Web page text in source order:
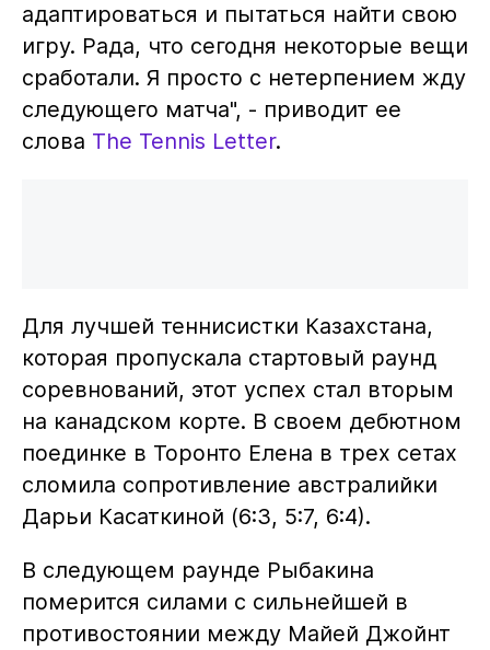
адаптироваться и пытаться найти свою
игру. Рада, что сегодня некоторые вещи
сработали. Я просто с нетерпением жду
следующего матча", - приводит ее
слова The Tennis Letter.
Для лучшей теннисистки Казахстана,
которая пропускала стартовый раунд
соревнований, этот успех стал вторым
на канадском корте. В своем дебютном
поединке в Торонто Елена в трех сетах
сломила сопротивление австралийки
Дарьи Касаткиной (6:3, 5:7, 6:4).
В следующем раунде Рыбакина
померится силами с сильнейшей в
противостоянии между Майей Джойнт